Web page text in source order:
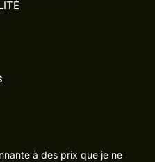
à des prix que je ne